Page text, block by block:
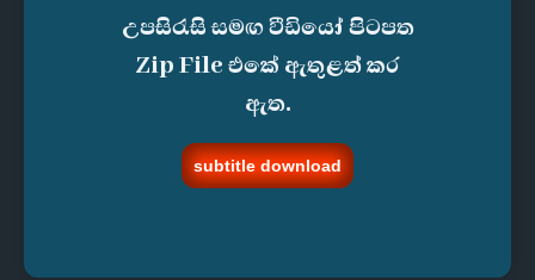
උපසිරැසි සමඟ වීඩියෝ පිටපත
Zip File එකේ ඇතුළත් කර
ඇත.
subtitle download